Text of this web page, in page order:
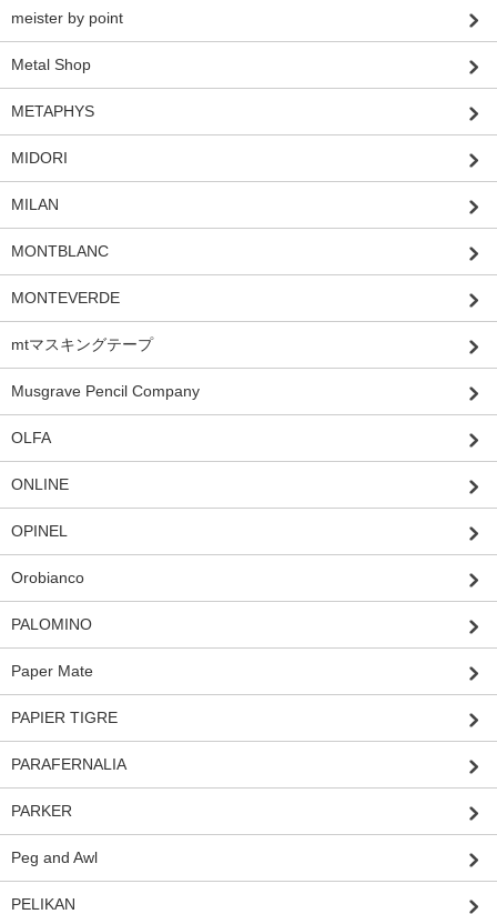
meister by point
Metal Shop
METAPHYS
MIDORI
MILAN
MONTBLANC
MONTEVERDE
mtマスキングテープ
Musgrave Pencil Company
OLFA
ONLINE
OPINEL
Orobianco
PALOMINO
Paper Mate
PAPIER TIGRE
PARAFERNALIA
PARKER
Peg and Awl
PELIKAN